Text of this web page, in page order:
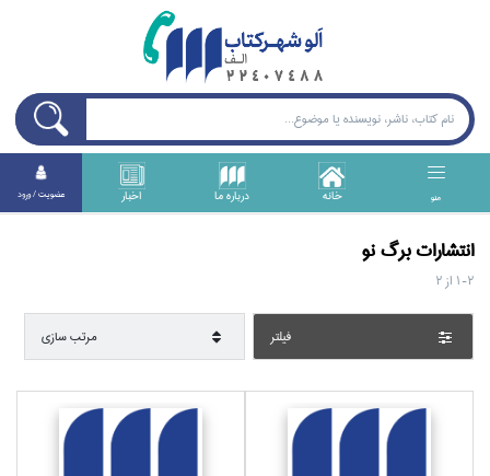
منو خانه درباره ما اخبار عضويت / ورود
انتشارات برگ نو
1-2 از2
فيلتر مرتب سازي